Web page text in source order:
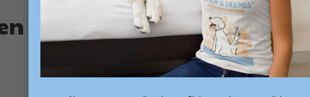
getagd met vleesblokjes
1